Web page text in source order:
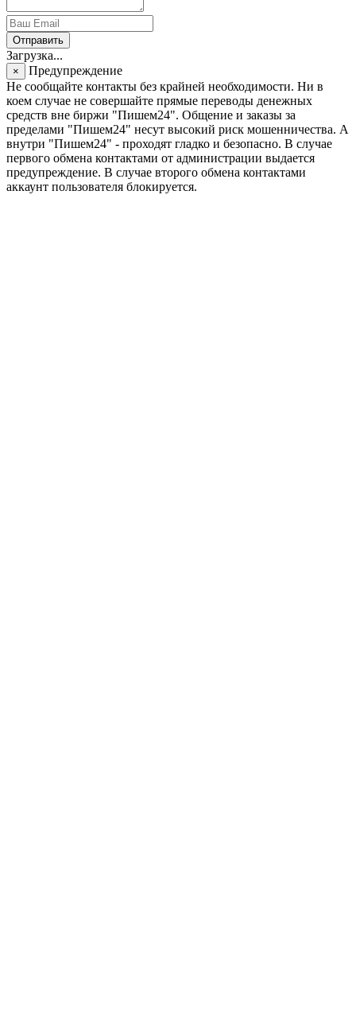
Отправить
Загрузка...
×
Предупреждение
Не сообщайте контакты без крайней необходимости. Ни в
коем случае не совершайте прямые переводы денежных
средств вне биржи "Пишем24". Общение и заказы за
пределами "Пишем24" несут высокий риск мошенничества. А
внутри "Пишем24" - проходят гладко и безопасно. В случае
первого обмена контактами от администрации выдается
предупреждение. В случае второго обмена контактами
аккаунт пользователя блокируется.